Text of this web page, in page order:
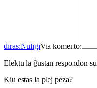
diras:NuligiVia komento:
Elektu la ĝustan respondon
Kiu estas la plej peza?